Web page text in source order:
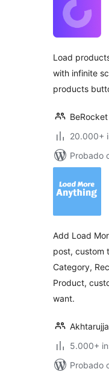
Load
with infinite
products
BeRocket
20.000+
Probado
Add Load
post, custom
Category,
Product,
want.
5.000+
Probado